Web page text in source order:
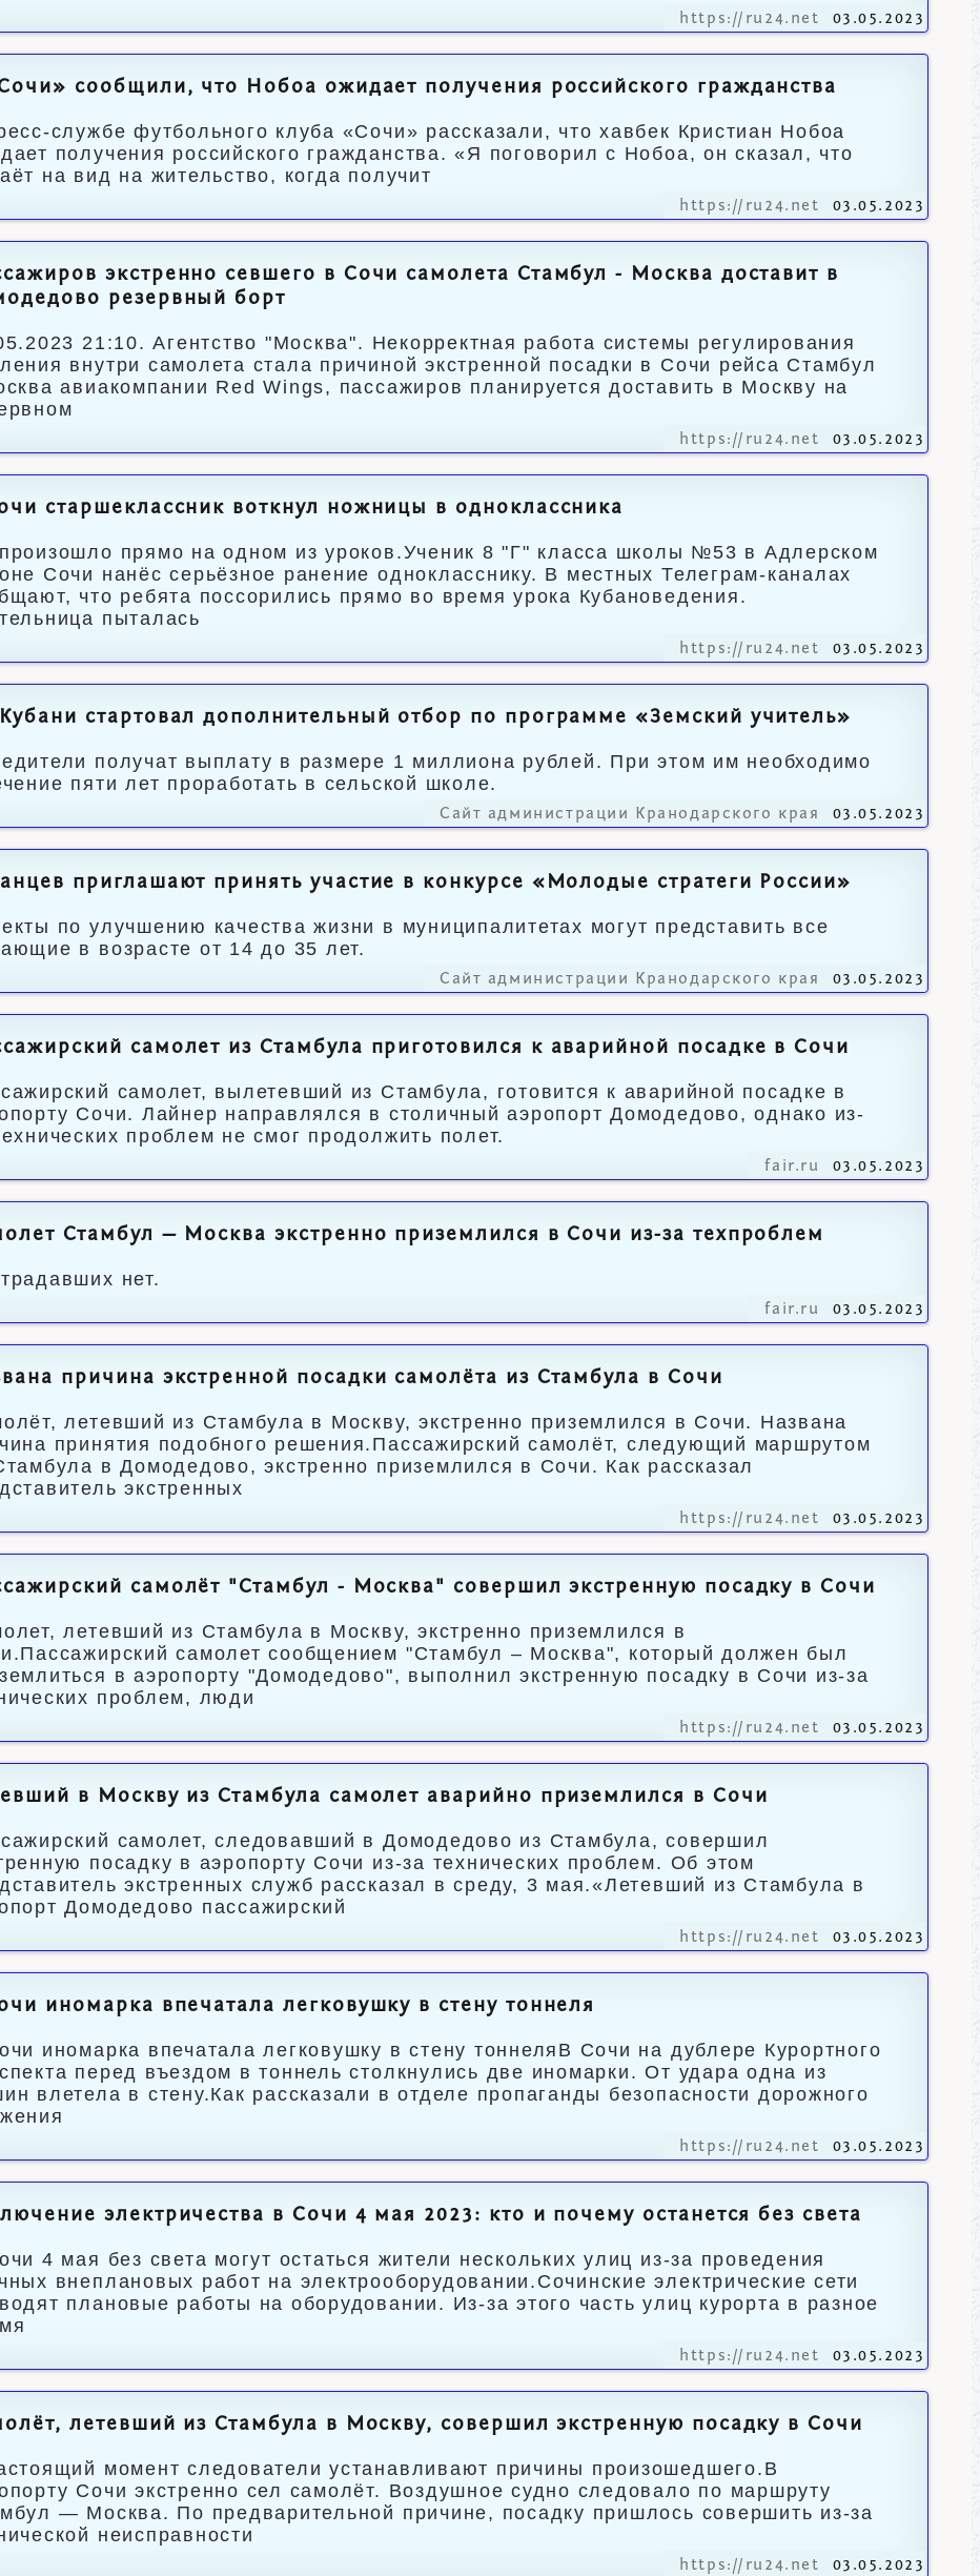
https://ru24.net 03.05.2023
сообщили, что Нобоа ожидает получения российского гражданства
футбольного клуба «Сочи» рассказали, что хавбек Кристиан Нобоа
получения российского гражданства. «Я поговорил с Нобоа, он сказал, что
на вид на жительство, когда получит
https://ru24.net 03.05.2023
экстренно севшего в Сочи самолета Стамбул - Москва доставит в
резервный борт
21:10. Агентство "Москва". Некорректная работа системы регулирования
внутри самолета стала причиной экстренной посадки в Сочи рейса Стамбул
авиакомпании Red Wings, пассажиров планируется доставить в Москву на
https://ru24.net 03.05.2023
старшеклассник воткнул ножницы в одноклассника
прямо на одном из уроков.Ученик 8 "Г" класса школы №53 в Адлерском
Сочи нанёс серьёзное ранение однокласснику. В местных Телеграм-каналах
что ребята поссорились прямо во время урока Кубановедения.
пыталась
https://ru24.net 03.05.2023
стартовал дополнительный отбор по программе «Земский учитель»
получат выплату в размере 1 миллиона рублей. При этом им необходимо
пяти лет проработать в сельской школе.
Сайт администрации Кранодарского края 03.05.2023
приглашают принять участие в конкурсе «Молодые стратеги России»
по улучшению качества жизни в муниципалитетах могут представить все
в возрасте от 14 до 35 лет.
Сайт администрации Кранодарского края 03.05.2023
самолет из Стамбула приготовился к аварийной посадке в Сочи
самолет, вылетевший из Стамбула, готовится к аварийной посадке в
Сочи. Лайнер направлялся в столичный аэропорт Домодедово, однако из-
проблем не смог продолжить полет.
fair.ru 03.05.2023
Стамбул — Москва экстренно приземлился в Сочи из-за техпроблем
нет.
fair.ru 03.05.2023
причина экстренной посадки самолёта из Стамбула в Сочи
летевший из Стамбула в Москву, экстренно приземлился в Сочи. Названа
принятия подобного решения.Пассажирский самолёт, следующий маршрутом
в Домодедово, экстренно приземлился в Сочи. Как рассказал
экстренных
https://ru24.net 03.05.2023
самолёт "Стамбул - Москва" совершил экстренную посадку в Сочи
летевший из Стамбула в Москву, экстренно приземлился в
самолет сообщением "Стамбул – Москва", который должен был
в аэропорту "Домодедово", выполнил экстренную посадку в Сочи из-за
проблем, люди
https://ru24.net 03.05.2023
в Москву из Стамбула самолет аварийно приземлился в Сочи
самолет, следовавший в Домодедово из Стамбула, совершил
посадку в аэропорту Сочи из-за технических проблем. Об этом
экстренных служб рассказал в среду, 3 мая.«Летевший из Стамбула в
Домодедово пассажирский
https://ru24.net 03.05.2023
иномарка впечатала легковушку в стену тоннеля
иномарка впечатала легковушку в стену тоннеляВ Сочи на дублере Курортного
перед въездом в тоннель столкнулись две иномарки. От удара одна из
влетела в стену.Как рассказали в отделе пропаганды безопасности дорожного
https://ru24.net 03.05.2023
электричества в Сочи 4 мая 2023: кто и почему останется без света
4 мая без света могут остаться жители нескольких улиц из-за проведения
внеплановых работ на электрооборудовании.Сочинские электрические сети
плановые работы на оборудовании. Из-за этого часть улиц курорта в разное
https://ru24.net 03.05.2023
летевший из Стамбула в Москву, совершил экстренную посадку в Сочи
момент следователи устанавливают причины произошедшего.В
Сочи экстренно сел самолёт. Воздушное судно следовало по маршруту
— Москва. По предварительной причине, посадку пришлось совершить из-за
неисправности
https://ru24.net 03.05.2023